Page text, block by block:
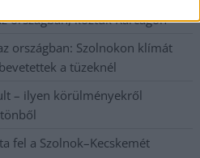
országban, köztük Karcagon
országban: Szolnokon klímát
a tüzeknél
– ilyen körülményekről
fel a Szolnok–Kecskemét